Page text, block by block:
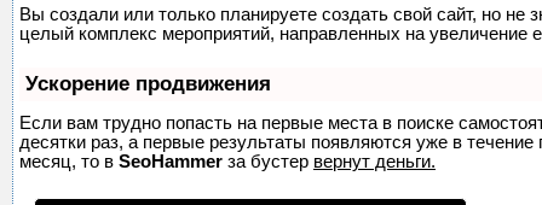
Вы создали или только планируете создать свой сайт, но не
целый комплекс мероприятий, направленных на увеличение
Ускорение продвижения
Если вам трудно попасть на первые места в поиске
десятки раз, а первые результаты появляются уже в
месяц, то в SeoHammer за бустер вернут деньги.